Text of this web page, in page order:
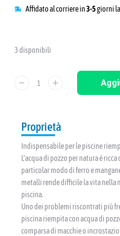
Affidato al corriere in3-5giorni
3 disponibili
Proprietà
Indispensabile per le piscine
L'acqua di pozzo per natura è
particolar modo di ferro e
metalli rende difficile la vita nella
piscina.
Uno dei problemi riscontrati più
piscina riempita con acqua di
comparsa di macchie o